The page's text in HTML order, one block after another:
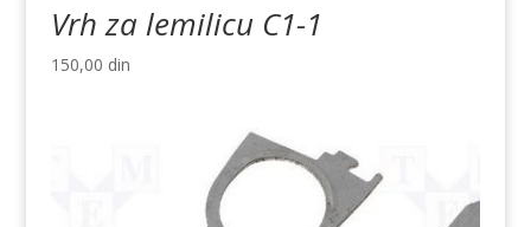
Vrh za lemilicu C1-1
150,00 din